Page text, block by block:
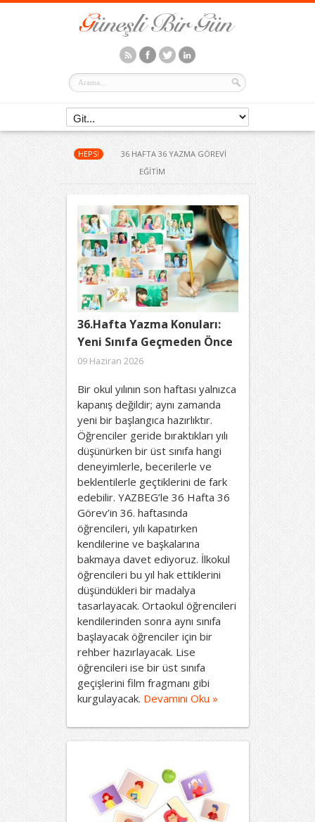
HEPSI
36 HAFTA 36 YAZMA GÖREVI
EĞITIM
36.Hafta Yazma Konuları:
Yeni Sınıfa Geçmeden Önce
09 Haziran 2026
Bir okul yılının son haftası yalnızca
kapanış değildir; aynı zamanda
yeni bir başlangıca hazırlıktır.
Öğrenciler geride bıraktıkları yılı
düşünürken bir üst sınıfa hangi
deneyimlerle, becerilerle ve
beklentilerle geçtiklerini de fark
edebilir. YAZBEG’le 36 Hafta 36
Görev’in 36. haftasında
öğrencileri, yılı kapatırken
kendilerine ve başkalarına
bakmaya davet ediyoruz. İlkokul
öğrencileri bu yıl hak ettiklerini
düşündükleri bir madalya
tasarlayacak. Ortaokul öğrencileri
kendilerinden sonra aynı sınıfa
başlayacak öğrenciler için bir
rehber hazırlayacak. Lise
öğrencileri ise bir üst sınıfa
geçişlerini film fragmanı gibi
kurgulayacak. Devamını Oku »